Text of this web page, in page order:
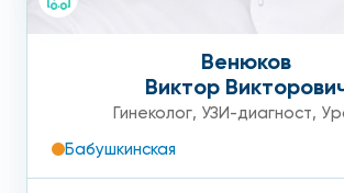
Венюков
Виктор
Гинеколог, УЗИ-диагност,
Бабушкинская